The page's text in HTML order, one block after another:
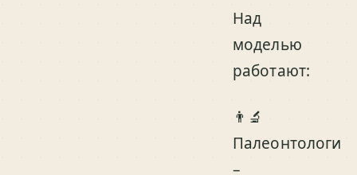
Над
моделью
работают:
👨‍🔬
Палеонтологи
–